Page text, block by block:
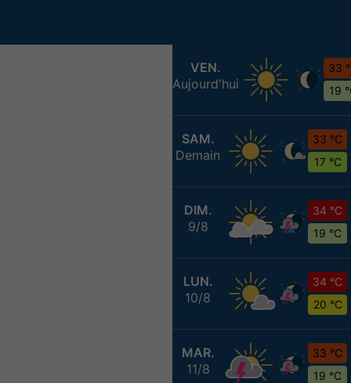
VEN.
Aujourd'hui
33
19
SAM.
Demain
33 °C
17 °C
DIM.
9/8
34 °C
19 °C
LUN.
10/8
34 °C
20 °C
MAR.
11/8
33 °C
19 °C